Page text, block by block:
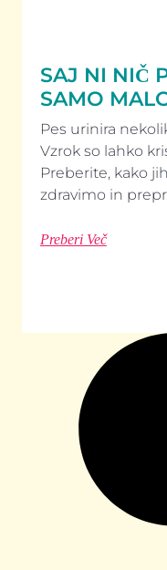
SAJ NI NIČ
SAMO
Pes urinira
Vzrok so lahko
Preberite, kako
zdravimo in
Preberi Več